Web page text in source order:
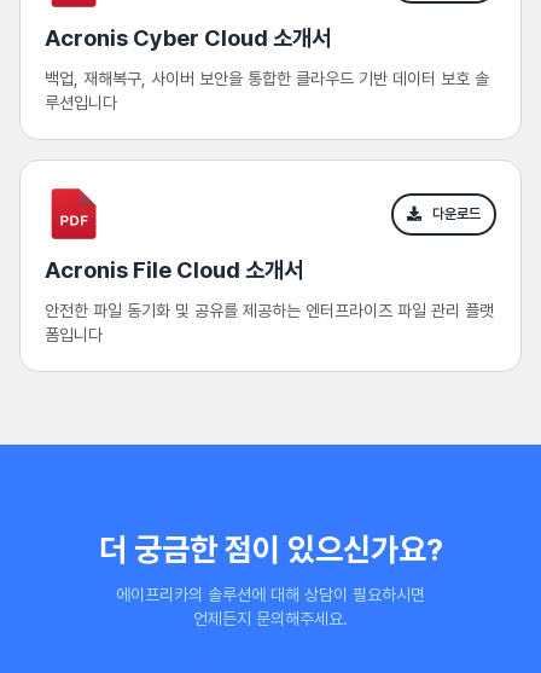
Acronis Cyber Cloud 소개서
백업, 재해복구, 사이버 보안을 통합한 클라우드 기반 데이터 보호 솔
루션입니다
다운로드
Acronis File Cloud 소개서
안전한 파일 동기화 및 공유를 제공하는 엔터프라이즈 파일 관리 플랫
폼입니다
더 궁금한 점이 있으신가요?
에이프리카의 솔루션에 대해 상담이 필요하시면
언제든지 문의해주세요.